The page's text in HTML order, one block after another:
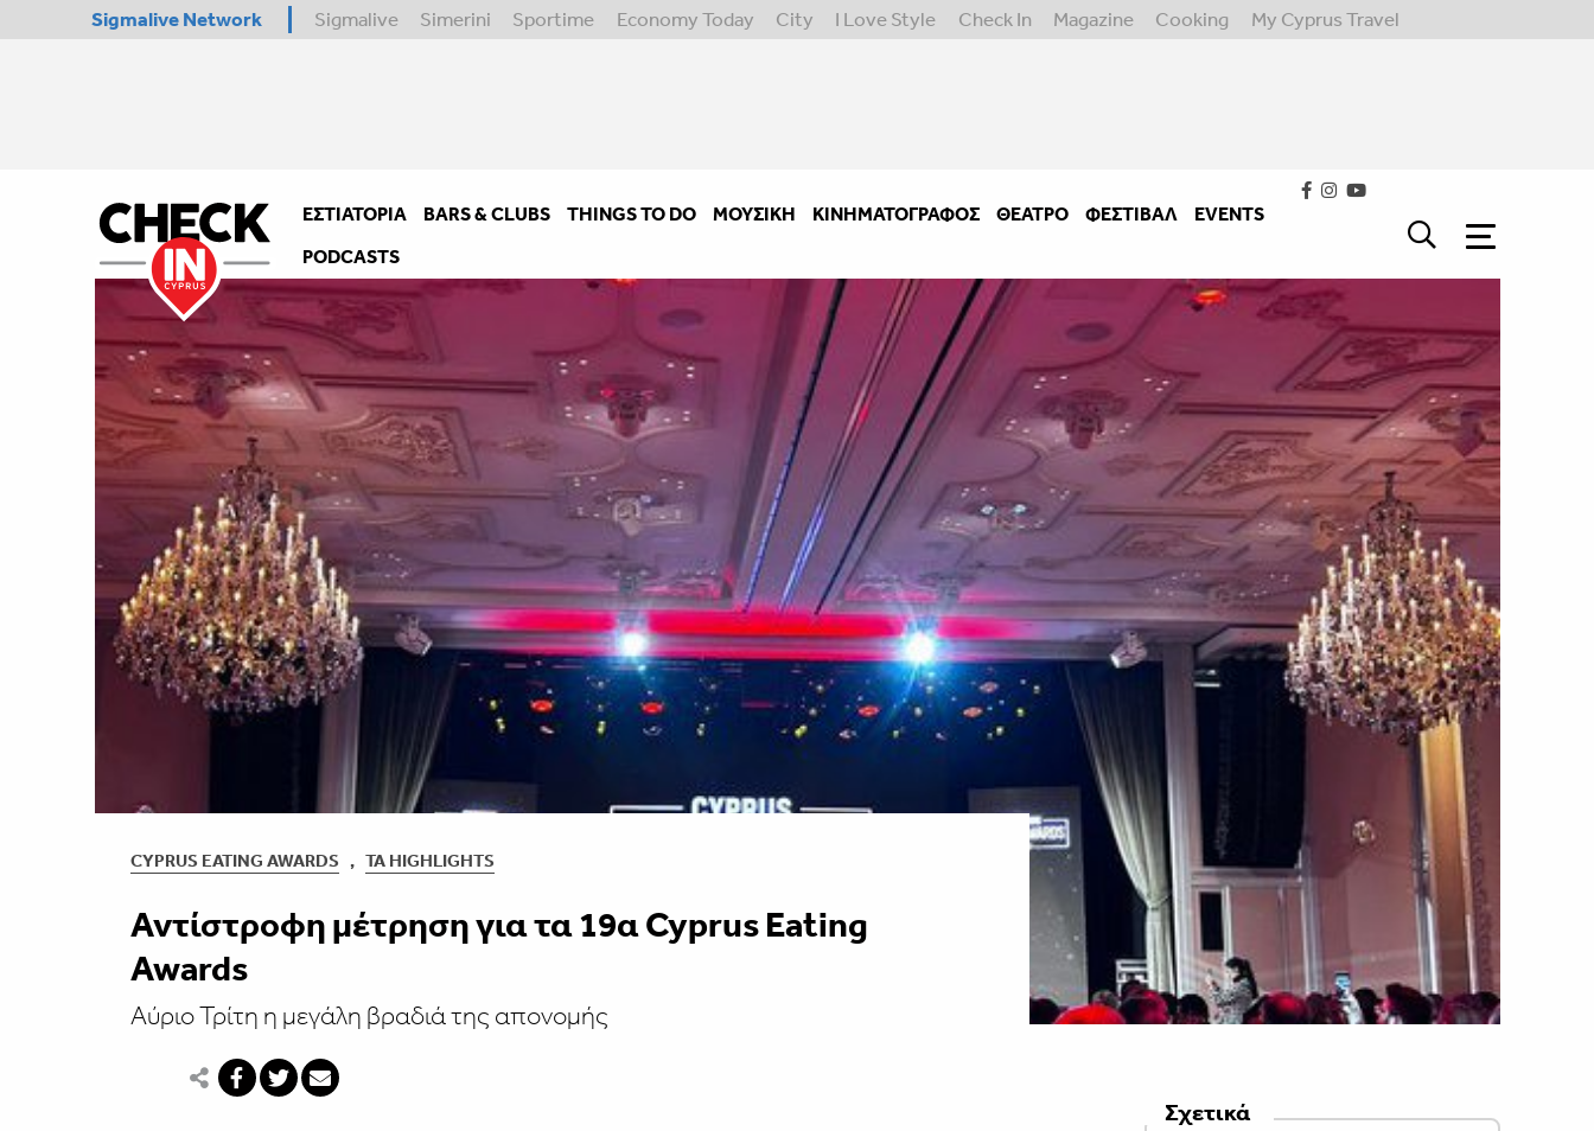
Sigmalive Network Sigmalive Simerini Sportime Economy Today City I Love Style Check In Magazine Cooking My Cyprus Travel
ΕΣΤΙΑΤΌΡΙΑ BARS & CLUBS THINGS TO DO ΜΟΥΣΙΚΉ ΚΙΝΗΜΑΤΟΓΡΆΦΟΣ ΘΈΑΤΡΟ ΦΕΣΤΙΒΑΛ
EVENTS
PODCASTS
CYPRUS EATING AWARDS , ΤΑ HIGHLIGHTS
Αντίστροφη μέτρηση για τα 19α Cyprus Eating
Awards
Αύριο Τρίτη η μεγάλη βραδιά της απονομής
Σχετικά